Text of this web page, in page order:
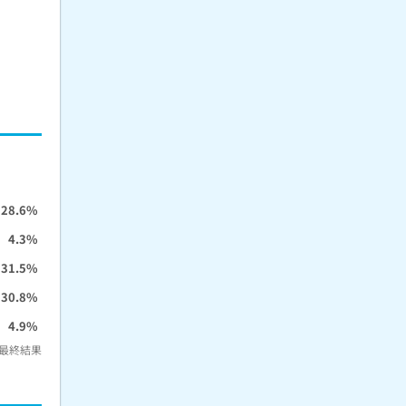
28.6%
4.3%
31.5%
30.8%
4.9%
最終結果